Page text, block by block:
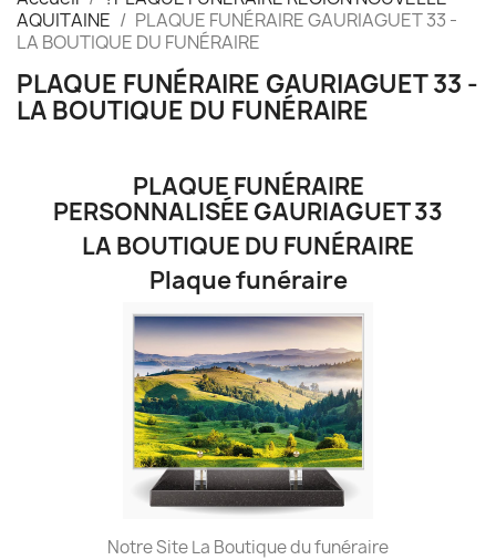
AQUITAINE
PLAQUE FUNÉRAIRE GAURIAGUET 33 -
LA BOUTIQUE DU FUNÉRAIRE
PLAQUE FUNÉRAIRE GAURIAGUET 33 -
LA BOUTIQUE DU FUNÉRAIRE
PLAQUE FUNÉRAIRE
PERSONNALISÉE GAURIAGUET 33
LA BOUTIQUE DU FUNÉRAIRE
Plaque funéraire
Notre Site La Boutique du funéraire